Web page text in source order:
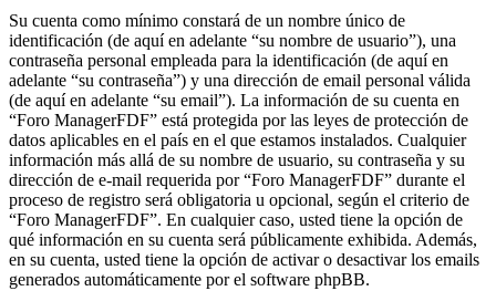
Su cuenta como mínimo constará de un nombre único de
identificación (de aquí en adelante “su nombre de usuario”), una
contraseña personal empleada para la identificación (de aquí en
adelante “su contraseña”) y una dirección de email personal válida
(de aquí en adelante “su email”). La información de su cuenta en
“Foro ManagerFDF” está protegida por las leyes de protección de
datos aplicables en el país en el que estamos instalados. Cualquier
información más allá de su nombre de usuario, su contraseña y su
dirección de e-mail requerida por “Foro ManagerFDF” durante el
proceso de registro será obligatoria u opcional, según el criterio de
“Foro ManagerFDF”. En cualquier caso, usted tiene la opción de
qué información en su cuenta será públicamente exhibida. Además,
en su cuenta, usted tiene la opción de activar o desactivar los emails
generados automáticamente por el software phpBB.